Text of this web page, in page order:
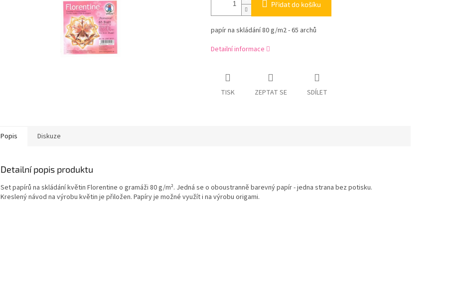
Přidat do košíku
papír na skládání 80 g/m2 - 65 archů
Detailní informace
TISK ZEPTAT SE SDÍLET
Popis Diskuze
Detailní popis produktu
Set papírů na skládání květin Florentine o gramáži 80 g/m². Jedná se o oboustranně barevný papír - jedna strana bez potisku.
Kreslený návod na výrobu květin je přiložen. Papíry je možné využít i na výrobu origami.